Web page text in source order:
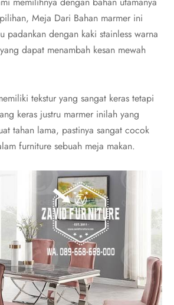
Meja Dari Bahan marmer ini
padankan dengan kaki stainless warna
dapat menambah kesan mewah
tekstur yang sangat keras tetapi
keras justru marmer inilah yang
tahan lama, pastinya sangat cocok
furniture sebuah meja makan.